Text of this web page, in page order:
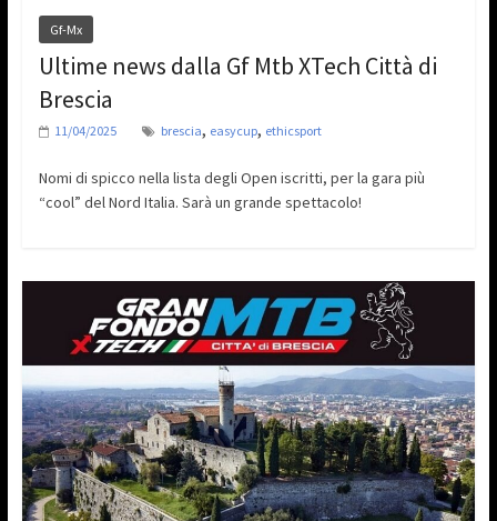
Gf-Mx
Ultime news dalla Gf Mtb XTech Città di
Brescia
11/04/2025 brescia, easycup, ethicsport
Nomi di spicco nella lista degli Open iscritti, per la gara più
“cool” del Nord Italia. Sarà un grande spettacolo!